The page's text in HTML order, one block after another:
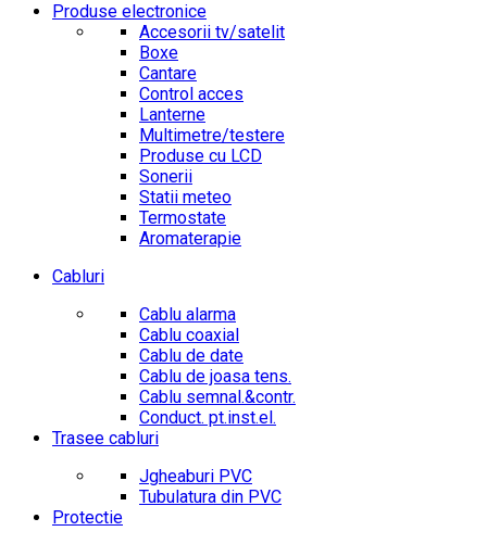
Produse electronice
Accesorii tv/satelit
Boxe
Cantare
Control acces
Lanterne
Multimetre/testere
Produse cu LCD
Sonerii
Statii meteo
Termostate
Aromaterapie
Cabluri
Cablu alarma
Cablu coaxial
Cablu de date
Cablu de joasa tens.
Cablu semnal.&contr.
Conduct. pt.inst.el.
Trasee cabluri
Jgheaburi PVC
Tubulatura din PVC
Protectie